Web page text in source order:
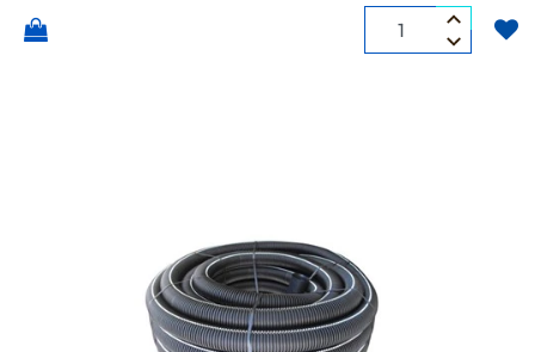
Quantità